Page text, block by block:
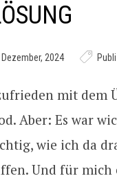
2024
mit dem
Aber: Es war
wie ich da
Und für